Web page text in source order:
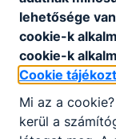
lehetősége
cookie-k
cookie-k
Cookie
Mi az a
kerül a